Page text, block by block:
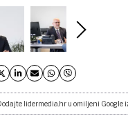
lidermedia.hr u omiljeni Google